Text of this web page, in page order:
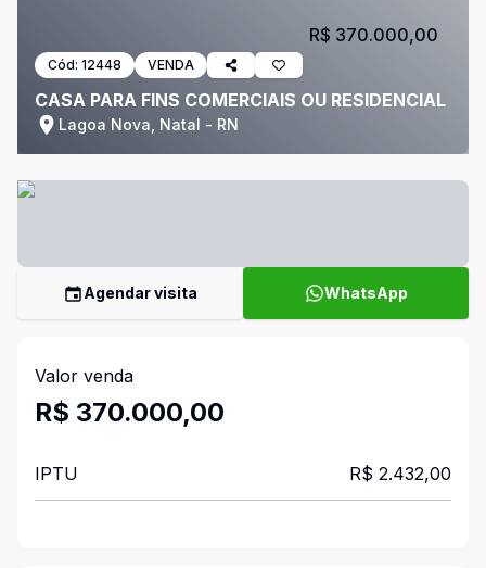
Cód: 12448 VENDA
CASA PARA FINS COMERCIAIS OU RESIDENCIAL
Lagoa Nova, Natal - RN
R$ 370.000,00
Agendar visita WhatsApp
Valor venda
R$ 370.000,00
IPTU R$ 2.432,00